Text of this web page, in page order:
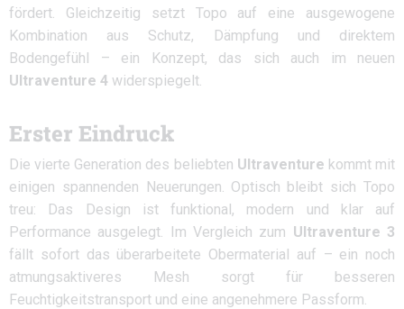
fördert. Gleichzeitig setzt Topo auf eine ausgewogene
Kombination aus Schutz, Dämpfung und direktem
Bodengefühl – ein Konzept, das sich auch im neuen
Ultraventure 4 widerspiegelt.
Erster Eindruck
Die vierte Generation des beliebten Ultraventure kommt mit
einigen spannenden Neuerungen. Optisch bleibt sich Topo
treu: Das Design ist funktional, modern und klar auf
Performance ausgelegt. Im Vergleich zum Ultraventure 3
fällt sofort das überarbeitete Obermaterial auf – ein noch
atmungsaktiveres Mesh sorgt für besseren
Feuchtigkeitstransport und eine angenehmere Passform.